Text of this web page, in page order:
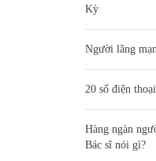
Kỳ
Người lãng
20 số điện
Hàng ngàn
Bác sĩ nói gì?